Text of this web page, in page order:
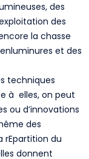
des
des
la chasse
et des
techniques
à elles, on peut
ou d’innovations
des
rEpartition du
donnent